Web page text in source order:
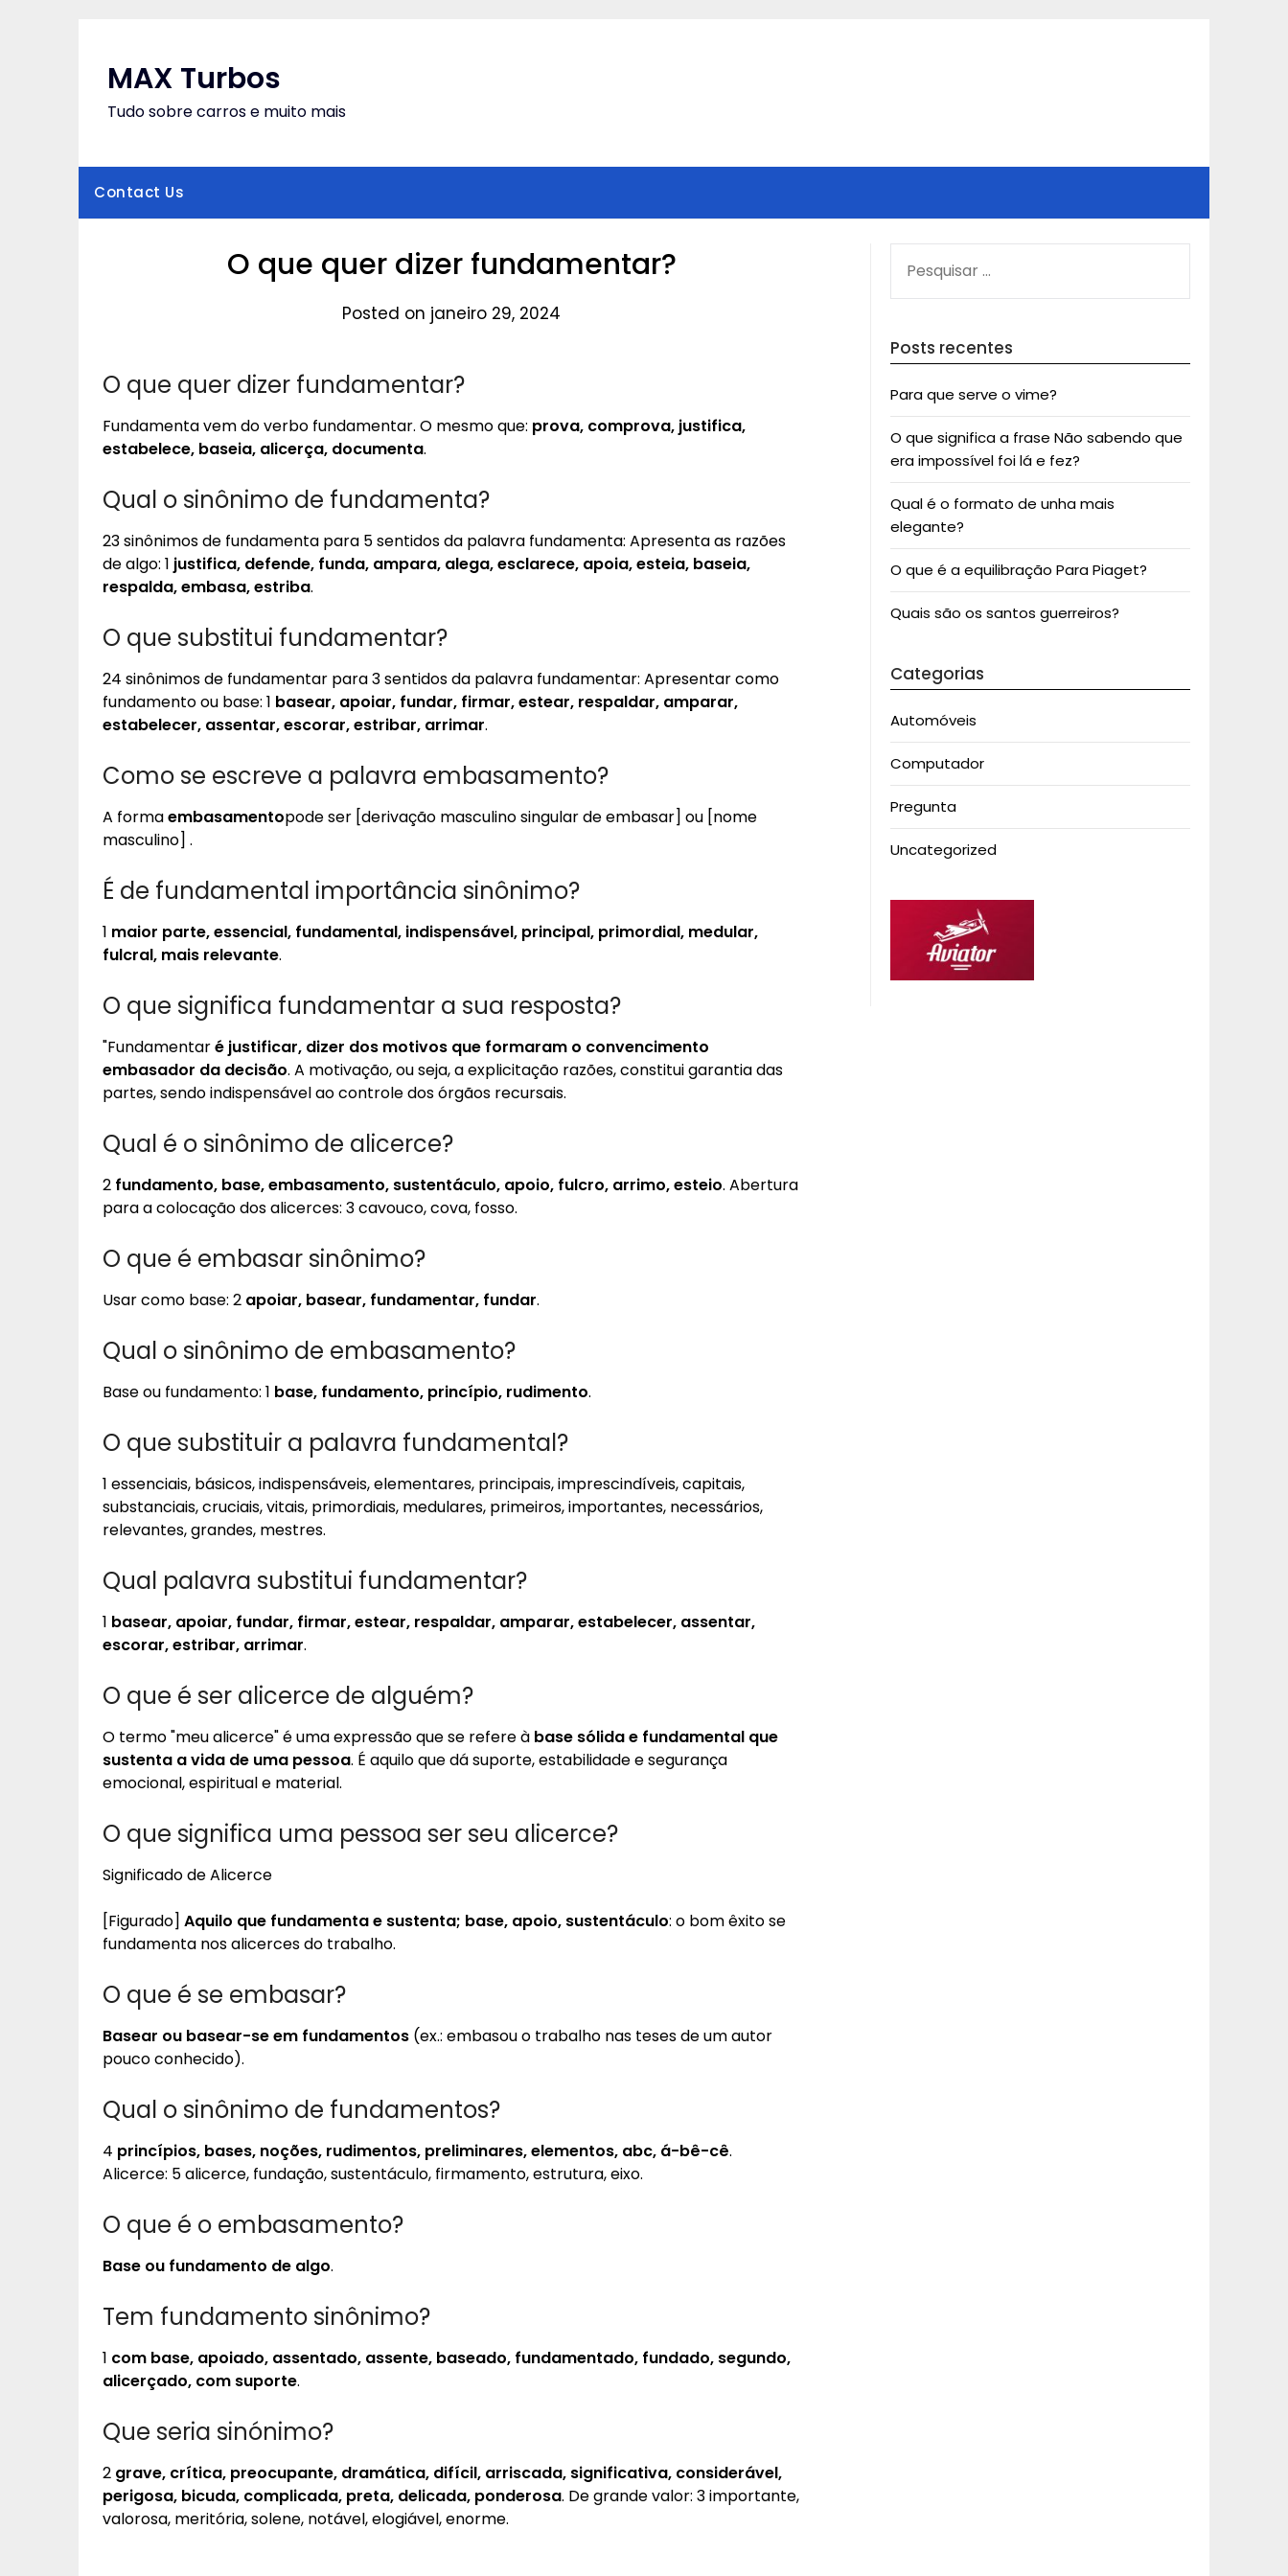
MAX Turbos
Tudo sobre carros e muito mais
Contact Us
O que quer dizer fundamentar?
Posted on janeiro 29, 2024
O que quer dizer fundamentar?
Fundamenta vem do verbo fundamentar. O mesmo que: prova, comprova, justifica,
estabelece, baseia, alicerça, documenta.
Qual o sinônimo de fundamenta?
23 sinônimos de fundamenta para 5 sentidos da palavra fundamenta: Apresenta as razões
de algo: 1 justifica, defende, funda, ampara, alega, esclarece, apoia, esteia, baseia,
respalda, embasa, estriba.
O que substitui fundamentar?
24 sinônimos de fundamentar para 3 sentidos da palavra fundamentar: Apresentar como
fundamento ou base: 1 basear, apoiar, fundar, firmar, estear, respaldar, amparar,
estabelecer, assentar, escorar, estribar, arrimar.
Como se escreve a palavra embasamento?
A formaembasamentopode ser [derivação masculino singular de embasar] ou [nome
masculino] .
É de fundamental importância sinônimo?
1 maior parte, essencial, fundamental, indispensável, principal, primordial, medular,
fulcral, mais relevante.
O que significa fundamentar a sua resposta?
"Fundamentaré justificar, dizer dos motivos que formaram o convencimento
embasador da decisão. A motivação, ou seja, a explicitação razões, constitui garantia das
partes, sendo indispensável ao controle dos órgãos recursais.
Qual é o sinônimo de alicerce?
2 fundamento, base, embasamento, sustentáculo, apoio, fulcro, arrimo, esteio. Abertura
para a colocação dos alicerces: 3 cavouco, cova, fosso.
O que é embasar sinônimo?
Usar como base: 2 apoiar, basear, fundamentar, fundar.
Qual o sinônimo de embasamento?
Base ou fundamento: 1 base, fundamento, princípio, rudimento.
O que substituir a palavra fundamental?
1 essenciais, básicos, indispensáveis, elementares, principais, imprescindíveis, capitais,
substanciais, cruciais, vitais, primordiais, medulares, primeiros, importantes, necessários,
relevantes, grandes, mestres.
Qual palavra substitui fundamentar?
1 basear, apoiar, fundar, firmar, estear, respaldar, amparar, estabelecer, assentar,
escorar, estribar, arrimar.
O que é ser alicerce de alguém?
O termo "meu alicerce" é uma expressão que se refere à base sólida e fundamental que
sustenta a vida de uma pessoa. É aquilo que dá suporte, estabilidade e segurança
emocional, espiritual e material.
O que significa uma pessoa ser seu alicerce?
Significado de Alicerce
[Figurado] Aquilo que fundamenta e sustenta; base, apoio, sustentáculo: o bom êxito se
fundamenta nos alicerces do trabalho.
O que é se embasar?
Basear ou basear-se em fundamentos (ex.: embasou o trabalho nas teses de um autor
pouco conhecido).
Qual o sinônimo de fundamentos?
4 princípios, bases, noções, rudimentos, preliminares, elementos, abc, á-bê-cê.
Alicerce: 5 alicerce, fundação, sustentáculo, firmamento, estrutura, eixo.
O que é o embasamento?
Base ou fundamento de algo.
Tem fundamento sinônimo?
1 com base, apoiado, assentado, assente, baseado, fundamentado, fundado, segundo,
alicerçado, com suporte.
Que seria sinónimo?
2 grave, crítica, preocupante, dramática, difícil, arriscada, significativa, considerável,
perigosa, bicuda, complicada, preta, delicada, ponderosa. De grande valor: 3 importante,
valorosa, meritória, solene, notável, elogiável, enorme.
POR:
Posts recentes
Para que serve o vime?
O que significa a frase Não sabendo que
era impossível foi lá e fez?
Qual é o formato de unha mais
elegante?
O que é a equilibração Para Piaget?
Quais são os santos guerreiros?
Categorias
Automóveis
Computador
Pregunta
Uncategorized